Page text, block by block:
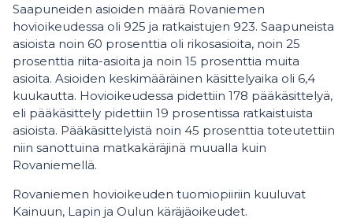
Saapuneiden asioiden määrä Rovaniemen
hovioikeudessa oli 925 ja ratkaistujen 923. Saapuneista
asioista noin 60 prosenttia oli rikosasioita, noin 25
prosenttia riita-asioita ja noin 15 prosenttia muita
asioita. Asioiden keskimääräinen käsittelyaika oli 6,4
kuukautta. Hovioikeudessa pidettiin 178 pääkäsittelyä,
eli pääkäsittely pidettiin 19 prosentissa ratkaistuista
asioista. Pääkäsittelyistä noin 45 prosenttia toteutettiin
niin sanottuina matkakäräjinä muualla kuin
Rovaniemellä.
Rovaniemen hovioikeuden tuomiopiiriin kuuluvat
Kainuun, Lapin ja Oulun käräjäoikeudet.